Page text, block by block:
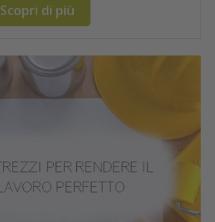
Scopri di più